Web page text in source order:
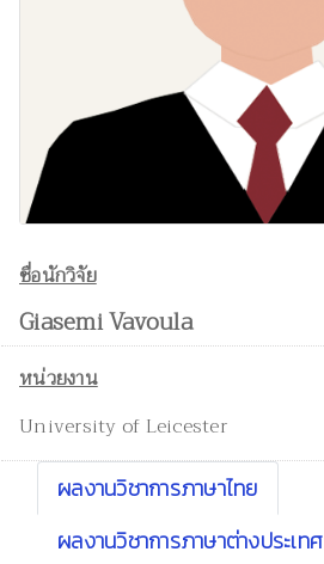
ชื่อนักวิจัย
Giasemi Vavoula
หน่วยงาน
University of Leicester
ผลงานวิชาการภาษาไทย
ผลงานวิชาการภาษาต่างประเทศ